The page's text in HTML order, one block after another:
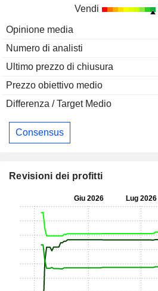
Vendi
Opinione media
Numero di analisti
Ultimo prezzo di chiusura
Prezzo obiettivo medio
Differenza / Target Medio
Consensus
Revisioni dei profitti